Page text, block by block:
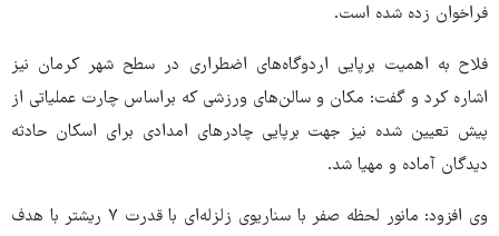
فراخوان زده شده است.
فلاح به اهمیت برپایی اردوگاه‌های اضطراری در سطح شهر کرمان نیز
اشاره کرد و گفت: مکان و سالن‌های ورزشی که براساس چارت عملیاتی از
پیش تعیین شده نیز جهت برپایی چادرهای امدادی برای اسکان حادثه
دیدگان آماده و مهیا شد.
وی افزود: مانور لحظه صفر با سناریوی زلزله‌ای با قدرت ۷ ریشتر با هدف